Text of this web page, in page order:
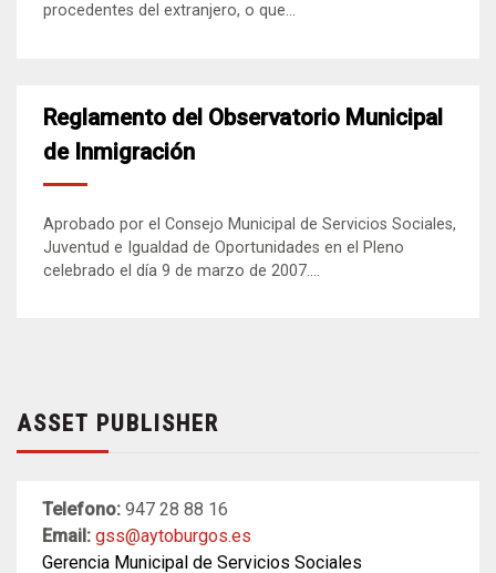
procedentes del extranjero, o que...
Reglamento del Observatorio Municipal
de Inmigración
Aprobado por el Consejo Municipal de Servicios Sociales,
Juventud e Igualdad de Oportunidades en el Pleno
celebrado el día 9 de marzo de 2007....
ASSET PUBLISHER
Telefono: 947 28 88 16
Email: gss@aytoburgos.es
Gerencia Municipal de Servicios Sociales